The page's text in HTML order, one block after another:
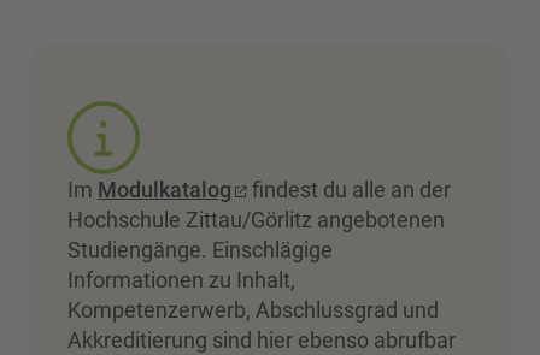
Im Modulkatalog
findest du alle an der
Hochschule Zittau/Görlitz angebotenen
Studiengänge. Einschlägige
Informationen zu Inhalt,
Kompetenzerwerb, Abschlussgrad und
Akkreditierung sind hier ebenso abrufbar